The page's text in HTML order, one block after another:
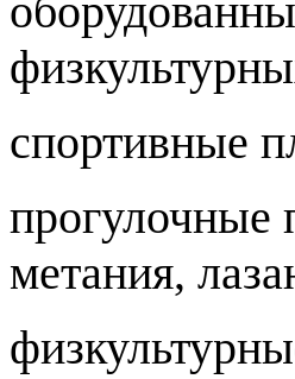
спортивные
прогулочные
метания,